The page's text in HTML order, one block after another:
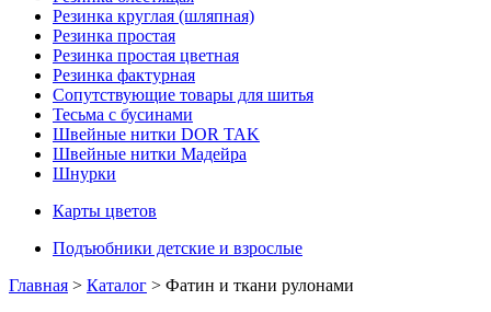
Резинка круглая (шляпная)
Резинка простая
Резинка простая цветная
Резинка фактурная
Сопутствующие товары для шитья
Тесьма с бусинами
Швейные нитки DOR TAK
Швейные нитки Мадейра
Шнурки
Карты цветов
Подъюбники детские и взрослые
Главная > Каталог > Фатин и ткани рулонами